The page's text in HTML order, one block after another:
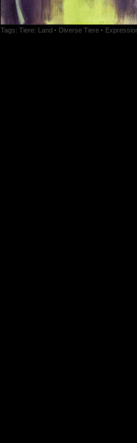
Tags: Tiere: Land · Diverse Tiere ·